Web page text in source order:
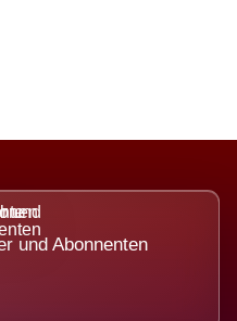
und Abonnenten